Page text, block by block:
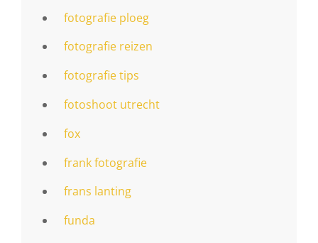
fotografie ploeg
fotografie reizen
fotografie tips
fotoshoot utrecht
fox
frank fotografie
frans lanting
funda